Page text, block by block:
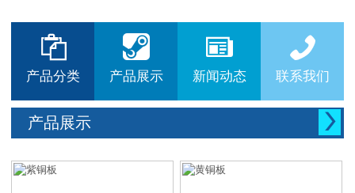



产品分类

产品展示

新闻动态

联系我们
产品展示 